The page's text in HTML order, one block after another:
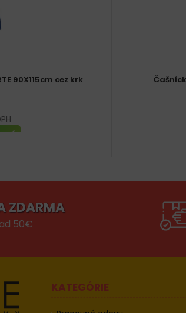
90X115cm cez krk
ZDARMA
50€
KATEGÓRIE